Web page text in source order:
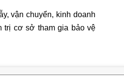
vận chuyển, kinh doanh
trị cơ sở tham gia bảo vệ